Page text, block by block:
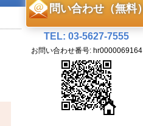
問い合わせ（無料）
TEL: 03-5627-7555
お問い合わせ番号: hr0000069164